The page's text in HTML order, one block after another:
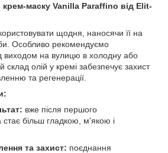
маску Vanilla Paraffino від Elit-
щодня, наносячи її на
Особливо рекомендуємо
виходом на вулицю в холодну або
склад олій у кремі забезпечує захист
та регенерації.
вже після першого
стає більш гладкою, м'якою і
та захист: поєднання